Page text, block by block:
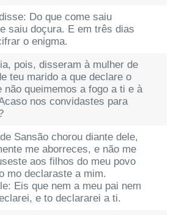
Do que come saiu
saiu doçura. E em três dias
o enigma.
pois, disseram à mulher de
teu marido a que declare o
não queimemos a fogo a ti e à
nos convidastes para
Sansão chorou diante dele,
me aborreces, e não me
aos filhos do meu povo
mo declaraste a mim.
Eis que nem a meu pai nem
e to declararei a ti.